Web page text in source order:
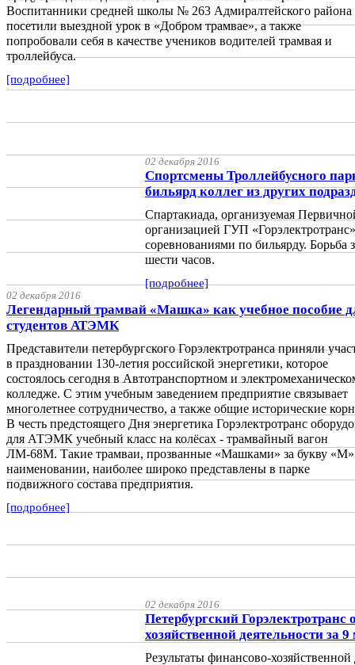
Воспитанники средней школы № 263 Адмиралтейского района
посетили выездной урок в «Добром трамвае», а также
попробовали себя в качестве учеников водителей трамвая и
троллейбуса.
[подробнее]
02 декабря 2016
Спортсмены Троллейбусного
бильярд коллег из других
Спартакиада, организуемая
организацией ГУП
соревнованиями по бильярду. Борьба
шести часов.
[подробнее]
02 декабря 2016
Легендарный трамвай «Машка» как учебное пособие
студентов АТЭМК
Представители петербургского Горэлектротранса приняли
в праздновании 130-летия российской энергетики, которое
состоялось сегодня в Автотранспортном и
колледже. С этим учебным заведением предприятие связывает
многолетнее сотрудничество, а также общие исторические
В честь предстоящего Дня энергетика Горэлектротранс
для АТЭМК учебный класс на колёсах - трамвайный вагон
ЛМ-68М. Такие трамваи, прозванные «Машками» за букву
наименовании, наиболее широко представлены в парке
подвижного состава предприятия.
[подробнее]
02 декабря 2016
Петербургский Горэлектротранс
хозяйственной деятельности за
Результаты финансово-